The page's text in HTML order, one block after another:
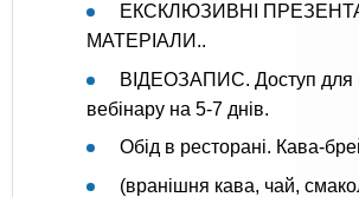
ЕКСКЛЮЗИВНІ
МАТЕРІАЛИ..
ВІДЕОЗАПИС. Доступ для
вебінару на 5-7 днів.
Обід в ресторані. Кава-
(вранішня кава, чай,